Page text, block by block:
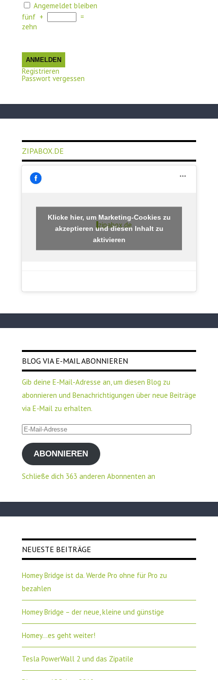
Angemeldet bleiben
fünf +
=
zehn
ANMELDEN
Registrieren
Passwort vergessen
ZIPABOX.DE
zipabox.de
Klicke hier, um Marketing-Cookies zu
akzeptieren und diesen Inhalt zu
aktivieren
BLOG VIA E-MAIL ABONNIEREN
Gib deine E-Mail-Adresse an, um diesen Blog zu
abonnieren und Benachrichtigungen über neue Beiträge
via E-Mail zu erhalten.
E-
Mail-
AdresseABONNIEREN
Schließe dich 363 anderen Abonnenten an
NEUESTE BEITRÄGE
Homey Bridge ist da. Werde Pro ohne für Pro zu
bezahlen
Homey Bridge – der neue, kleine und günstige
Homey…es geht weiter!
Tesla PowerWall 2 und das Zipatile